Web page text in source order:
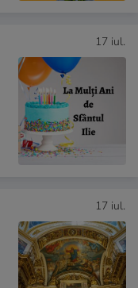
17 iul.
17 iul.